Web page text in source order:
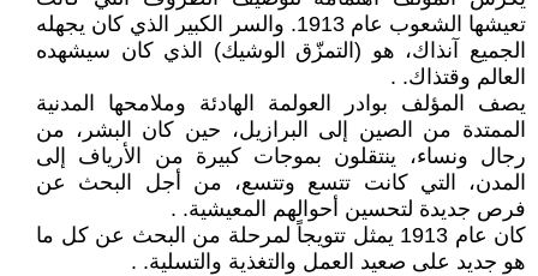
تعيشها الشعوب عام 1913. والسر الكبير الذي كان يجهله
الجميع آنذاك، هو (التمزّق الوشيك) الذي كان سيشهده
العالم وقتذاك. .
يصف المؤلف بوادر العولمة الهادئة وملامحها المدنية
الممتدة من الصين إلى البرازيل، حين كان البشر، من
رجال ونساء، ينتقلون بموجات كبيرة من الأرياف إلى
المدن، التي كانت تتسع وتتسع، من أجل البحث عن
فرص جديدة لتحسين أحوالهم المعيشية. .
كان عام 1913 يمثل تتويجاً لمرحلة من البحث عن كل ما
هو جديد على صعيد العمل والتغذية والتسلية. .